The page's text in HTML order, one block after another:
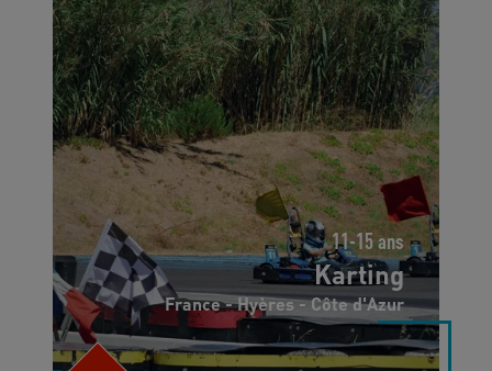
11-15 ans
Karting
France - Hyères - Côte d'Azur